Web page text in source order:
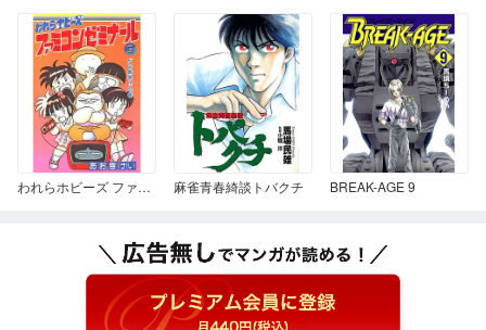
われらホビーズ ファミコンゼミナール 3 麻雀青春綺談トバクチ BREAK-AGE 9